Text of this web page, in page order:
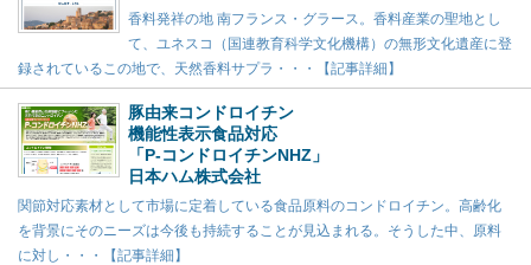
香料発祥の地 南フランス・グラース。香料産業の聖地とし
て、ユネスコ（国連教育科学文化機構）の無形文化遺産に登
録されているこの地で、天然香料サプラ・・・【記事詳細】
豚由来コンドロイチン
機能性表示食品対応
「P-コンドロイチンNHZ」
日本ハム株式会社
関節対応素材として市場に定着している食品原料のコンドロイチン。高齢化
を背景にそのニーズは今後も持続することが見込まれる。そうした中、原料
に対し・・・【記事詳細】